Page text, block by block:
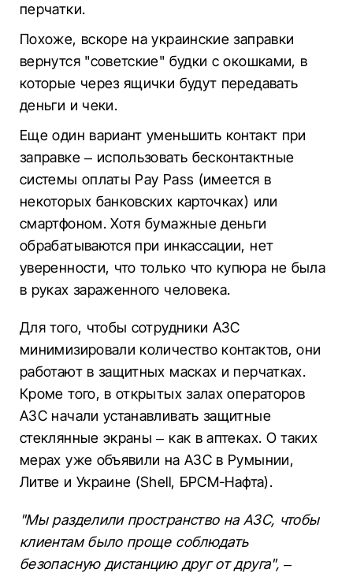
перчатки.
Похоже, вскоре на украинские заправки
вернутся "советские" будки с окошками, в
которые через ящички будут передавать
деньги и чеки.
Еще один вариант уменьшить контакт при
заправке – использовать бесконтактные
системы оплаты Pay Pass (имеется в
некоторых банковских карточках) или
смартфоном. Хотя бумажные деньги
обрабатываются при инкассации, нет
уверенности, что только что купюра не была
в руках зараженного человека.
Для того, чтобы сотрудники АЗС
минимизировали количество контактов, они
работают в защитных масках и перчатках.
Кроме того, в открытых залах операторов
АЗС начали устанавливать защитные
стеклянные экраны – как в аптеках. О таких
мерах уже объявили на АЗС в Румынии,
Литве и Украине (Shell, БРСМ-Нафта).
"Мы разделили пространство на АЗС, чтобы
клиентам было проще соблюдать
безопасную дистанцию ​​друг от друга", –